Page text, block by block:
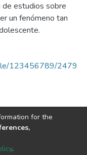
de estudios sobre
un fenómeno tan
123456789/2479
for the
.